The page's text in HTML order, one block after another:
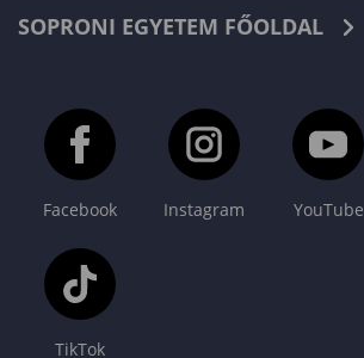
SOPRONI EGYETEM FŐOLDAL
Facebook Instagram YouTube
TikTok